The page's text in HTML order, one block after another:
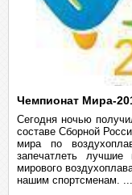
Чемпионат Мира-
Сегодня ночью
составе Сборной
мира по
запечатлеть
мирового
нашим спортсменам. ...